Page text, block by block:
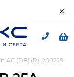
AC (DB) (R), 200229